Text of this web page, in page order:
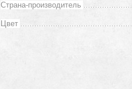
Страна-производитель
Цвет